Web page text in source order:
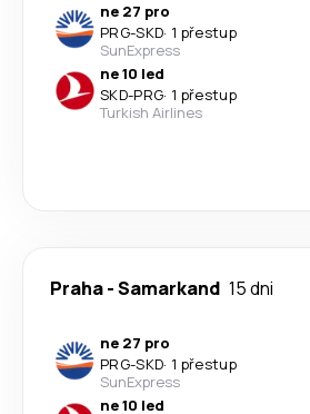
ne 27 pro
PRG-SKD· 1 přestup
SunExpress
ne 10 led
SKD-PRG· 1 přestup
Turkish Airlines
Praha-Samarkand 15 dni
ne 27 pro
PRG-SKD· 1 přestup
SunExpress
ne 10 led